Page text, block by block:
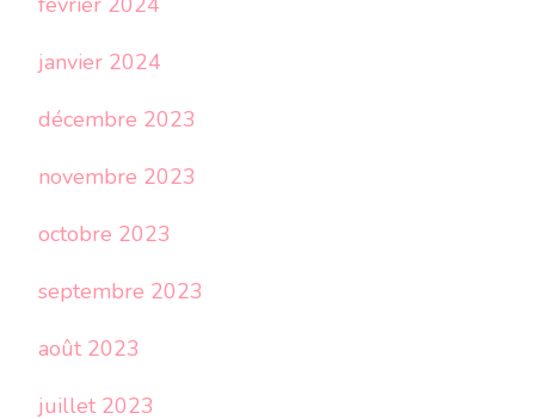
janvier 2024
décembre 2023
novembre 2023
octobre 2023
septembre 2023
août 2023
juillet 2023